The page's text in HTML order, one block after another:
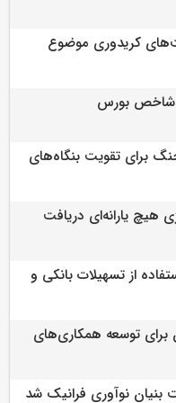
کریدوری موضوع
برای تقویت بنگاه‌های
هیچ یارانه‌ای دریافت
از تسهیلات بانکی و
برای توسعه همکاری‌های
نوآوری فرانیک شد